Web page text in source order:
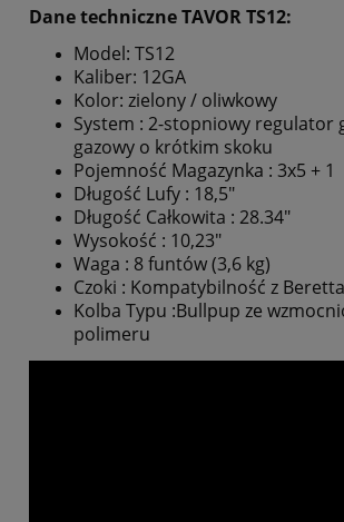
Dane techniczne TAVOR TS12:
Model: TS12
Kaliber: 12GA
Kolor: zielony / oliwkowy
System : 2-stopniowy regulator
gazowy o krótkim skoku
Pojemność Magazynka : 3x5 + 1
Długość Lufy : 18,5"
Długość Całkowita : 28.34"
Wysokość : 10,23"
Waga : 8 funtów (3,6 kg)
Czoki : Kompatybilność z
Kolba Typu :Bullpup ze
polimeru